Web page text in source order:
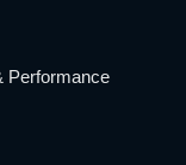
Performance